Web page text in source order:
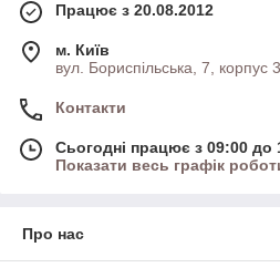
Працює з 20.08.2012
м. Київ
вул. Бориспільська, 7, корпус
Контакти
Сьогодні працює з 09:00 до
Показати весь графік
Про нас